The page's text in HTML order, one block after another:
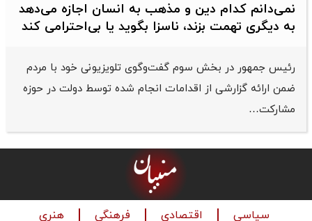
نمی‌دانم کدام دین و مذهب به انسان اجازه می‌دهد
به دیگری تهمت بزند، ناسزا بگوید یا بی‌احترامی کند
رئیس جمهور در بخش سوم گفت‌وگوی تلویزیونی خود با مردم
ضمن ارائه گزارشی از اقدامات انجام شده توسط دولت در حوزه
مشارکت…
سیاسی اقتصادی فرهنگی هنری